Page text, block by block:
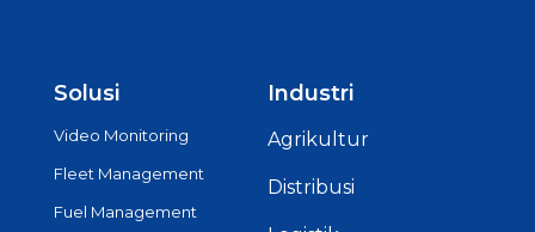
Solusi
Video Monitoring
Fleet Management
Fuel Management
Industri
Agrikultur
Distribusi